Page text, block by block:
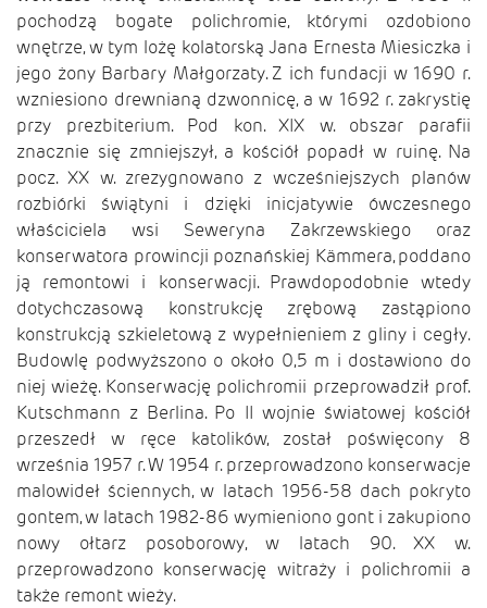
pochodzą bogate polichromie, którymi ozdobiono
wnętrze, w tym lożę kolatorską Jana Ernesta Miesiczka i
jego żony Barbary Małgorzaty. Z ich fundacji w 1690 r.
wzniesiono drewnianą dzwonnicę, a w 1692 r. zakrystię
przy prezbiterium. Pod kon. XIX w. obszar parafii
znacznie się zmniejszył, a kościół popadł w ruinę. Na
pocz. XX w. zrezygnowano z wcześniejszych planów
rozbiórki świątyni i dzięki inicjatywie ówczesnego
właściciela wsi Seweryna Zakrzewskiego oraz
konserwatora prowincji poznańskiej Kämmera, poddano
ją remontowi i konserwacji. Prawdopodobnie wtedy
dotychczasową konstrukcję zrębową zastąpiono
konstrukcją szkieletową z wypełnieniem z gliny i cegły.
Budowlę podwyższono o około 0,5 m i dostawiono do
niej wieżę. Konserwację polichromii przeprowadził prof.
Kutschmann z Berlina. Po II wojnie światowej kościół
przeszedł w ręce katolików, został poświęcony 8
września 1957 r. W 1954 r. przeprowadzono konserwacje
malowideł ściennych, w latach 1956-58 dach pokryto
gontem, w latach 1982-86 wymieniono gont i zakupiono
nowy ołtarz posoborowy, w latach 90. XX w.
przeprowadzono konserwację witraży i polichromii a
także remont wieży.